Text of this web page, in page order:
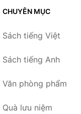
CHUYÊN MỤC
Sách tiếng Việt
Sách tiếng Anh
Văn phòng phẩm
Quà lưu niệm